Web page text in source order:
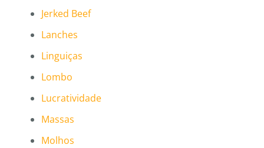
Jerked Beef
Lanches
Linguiças
Lombo
Lucratividade
Massas
Molhos